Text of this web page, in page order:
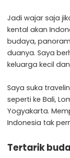
Jadi wajar saja
kental akan
budaya,
duanya. Saya
keluarga kecil
Saya suka
seperti ke Bali,
Yogyakarta.
Indonesia tak
Tertarik